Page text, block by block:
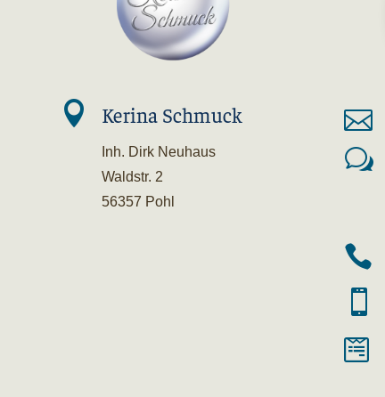
 Kerina Schmuck
Inh. Dirk Neuhaus
Waldstr. 2
56357 Pohl

w


